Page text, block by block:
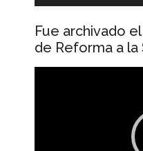
Fue archivado
de Reforma a la